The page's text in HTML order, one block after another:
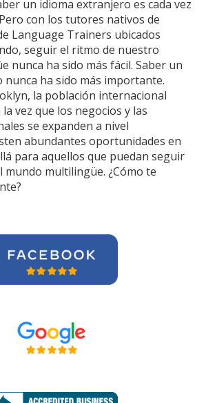
un idioma extranjero es cada vez
con los tutores nativos de
Language Trainers ubicados
seguir el ritmo de nuestro
nunca ha sido más fácil. Saber un
ha sido más importante.
la población internacional
vez que los negocios y las
se expanden a nivel
abundantes oportunidades en
para aquellos que puedan seguir
mundo multilingüe. ¿Cómo te